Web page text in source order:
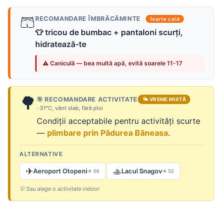
🩳RECOMANDARE ÎMBRĂCĂMINTE foarte cald
👕 tricou de bumbac + pantaloni scurți,
hidratează-te
⚠ Caniculă — bea multă apă, evită soarele 11-17
🌳 🎯 RECOMANDARE ACTIVITATE 🌤 VREME MIXTĂ
· 31°C, vânt slab, fără ploi
Condiții acceptabile pentru activități scurte
— plimbare prin Pădurea Băneasa.
ALTERNATIVE
✈Aeroport Otopeni★ 56 🚣Lacul Snagov★ 52
💡 Sau alege o activitate indoor